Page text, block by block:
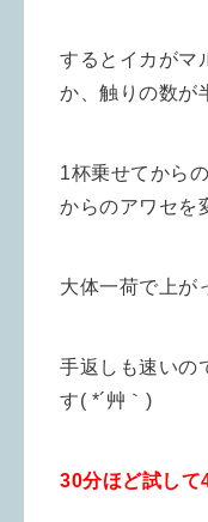
するとイカがマ
か、触りの数が
1杯乗せてから
からのアワセを
大体一荷で上が
手返しも速いの
す( *´艸｀)
30分ほど試して